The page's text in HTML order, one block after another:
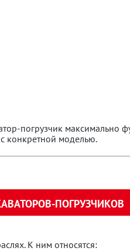
погрузчик максимально
с конкретной моделью.
ПОГРУЗЧИКОВ
К ним относятся: